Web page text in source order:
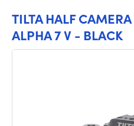
TILTA HALF
ALPHA 7 V - BLACK